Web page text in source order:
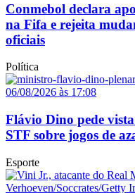
Conmebol declara
na Fifa e rejeita
oficiais
Política
06/08/2026 às 17:08
Flávio Dino pede
STF sobre jogos de
Esporte